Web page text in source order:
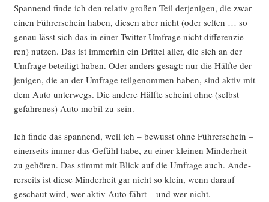
Span­nend fin­de ich den rela­tiv gro­ßen Teil der­je­ni­gen, die zwar
einen Füh­rer­schein haben, die­sen aber nicht (oder sel­ten … so
genau lässt sich das in einer Twit­ter-Umfra­ge nicht dif­fe­ren­zie­
ren) nut­zen. Das ist immer­hin ein Drit­tel aller, die sich an der
Umfra­ge betei­ligt haben. Oder anders gesagt: nur die Hälf­te der­
je­ni­gen, die an der Umfra­ge teil­ge­nom­men haben, sind aktiv mit
dem Auto unter­wegs. Die ande­re Hälf­te scheint ohne (selbst
gefah­re­nes) Auto mobil zu sein.
Ich fin­de das span­nend, weil ich – bewusst ohne Füh­rer­schein –
einer­seits immer das Gefühl habe, zu einer klei­nen Min­der­heit
zu gehö­ren. Das stimmt mit Blick auf die Umfra­ge auch. Ande­
rer­seits ist die­se Min­der­heit gar nicht so klein, wenn dar­auf
geschaut wird, wer aktiv Auto fährt – und wer nicht.